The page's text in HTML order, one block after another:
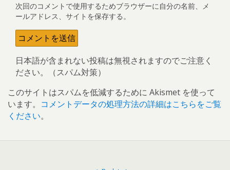
次回のコメントで使用するためブラウザーに自分の名前、メ
ールアドレス、サイトを保存する。
日本語が含まれない投稿は無視されますのでご注意く
ださい。（スパム対策）
このサイトはスパムを低減するために Akismet を使って
います。 コメントデータの処理方法の詳細はこちらをご覧
ください。